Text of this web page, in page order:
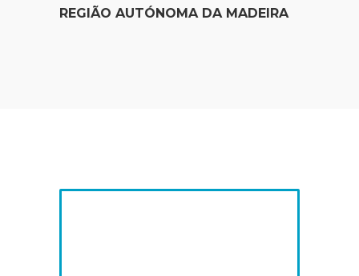
REGIÃO AUTÓNOMA DA MADEIRA